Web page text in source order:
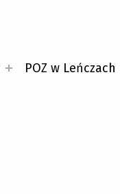
POZ w Leńczach